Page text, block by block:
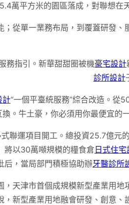
萬平方米的園區落成，對聯想
從單一業務布局，到覆蓋研發
指引。新華甜甜圈被機豪宅設計
診所設計
計“一個平臺統服務”綜合改造。從
。牛土豪，你必須用你最便宜的
聯運項目開工。總投資25.7億元
將以30萬噸規模的糧食倉 日式住
后，當局部門積極協助辦牙醫診所
，天津市首個成規模新型產業用
新型產業用地融會研發、創意